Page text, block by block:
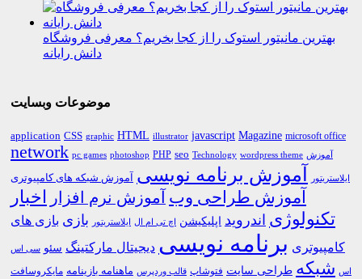
بهترین مانیتور استوک را از کجا بخریم؟ معرفی فروشگاه
دانش رایانه
موضوعات وبسایت
application CSS graphic HTML illustrator javascript Magazine microsoft office
network pc games photoshop PHP seo Technology wordpress theme آموزش
ایلاستریتور آموزش برنامه نویسی آموزش شبکه های کامپیوتری
آموزش طراحی وب آموزش نرم افزار اخبار
تکنولوژی اندروید اپلیکیشن اچ تی ام ال ایلاستریتور بازی بازی های
کامپیوتری برنامه نویسی دیجیتال مارکتینگ سئو سی اس
اس شبکه طراحی سایت فتوشاپ قالب وردپرس ماهنامه بازینامه مایکروسافت